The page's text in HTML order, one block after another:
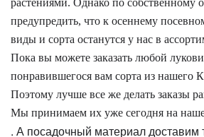
предупредить, что к осеннему
виды и сорта останутся у нас в
Пока вы можете заказать любой
понравившегося вам сорта из нашего
Поэтому лучше все же делать заказы
Мы принимаем их уже сегодня на
. А посадочный материал доставим